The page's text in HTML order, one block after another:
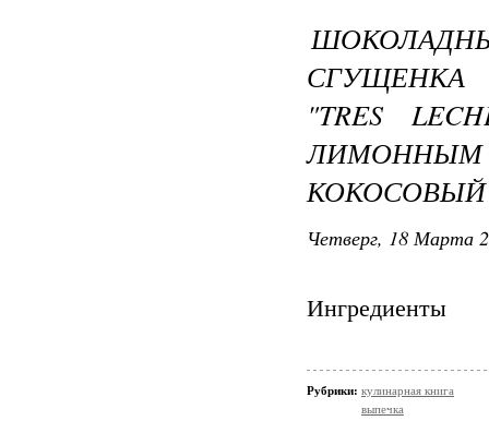
"TRES
Четверг, 18 Марта
Ингредиенты
Рубрики: кулинарная книга
выпечка